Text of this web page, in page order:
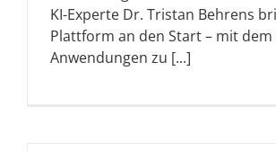
KI-Experte Dr. Tristan Behrens
Plattform an den Start – mit
Anwendungen zu [...]